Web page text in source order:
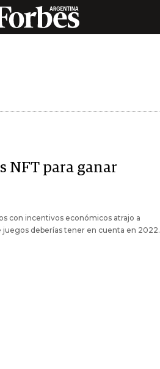
NFT para ganar
con incentivos económicos atrajo a
deberías tener en cuenta en 2022.